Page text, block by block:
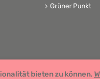
Grüner Punkt
- GDP zertifiziert
bieten zu können.